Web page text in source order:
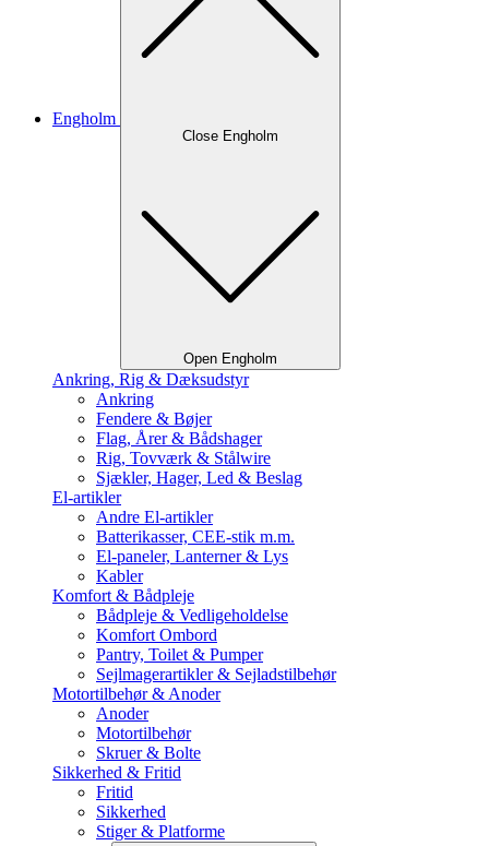
Engholm
Close Engholm
Open Engholm
Ankring, Rig & Dæksudstyr
Ankring
Fendere & Bøjer
Flag, Årer & Bådshager
Rig, Tovværk & Stålwire
Sjækler, Hager, Led & Beslag
El-artikler
Andre El-artikler
Batterikasser, CEE-stik m.m.
El-paneler, Lanterner & Lys
Kabler
Komfort & Bådpleje
Bådpleje & Vedligeholdelse
Komfort Ombord
Pantry, Toilet & Pumper
Sejlmagerartikler & Sejladstilbehør
Motortilbehør & Anoder
Anoder
Motortilbehør
Skruer & Bolte
Sikkerhed & Fritid
Fritid
Sikkerhed
Stiger & Platforme